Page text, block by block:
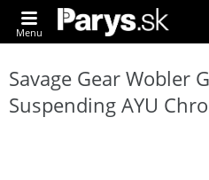
Menu
Savage Gear Wobler
Suspending AYU